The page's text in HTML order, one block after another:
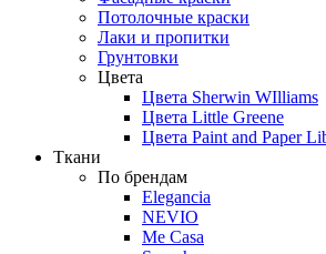
Потолочные краски
Лаки и пропитки
Грунтовки
Цвета
Цвета Sherwin WIlliams
Цвета Little Greene
Цвета Paint and Paper
Ткани
По брендам
Elegancia
NEVIO
Me Casa